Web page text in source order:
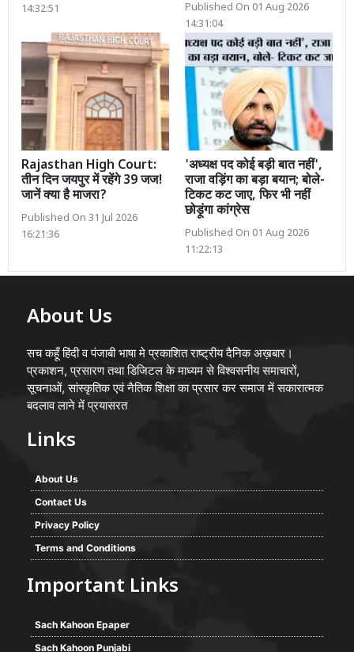
14:32:51
Published On 01 Aug 2026
14:31:04
Rajasthan High Court:
तीन दिन जयपुर में रहेंगे 39 जज!
जानें क्या है माजरा?
Published On 31 Jul 2026
16:21:36
'अध्यक्ष पद कोई बड़ी बात नहीं',
राजा वड़िंग का बड़ा बयान; बोले-
टिकट कट जाए, फिर भी नहीं
छोड़ूंगा कांग्रेस
Published On 01 Aug 2026
11:22:13
About Us
सच कहूँ हिंदी व पंजाबी भाषा मे प्रकाशित राष्ट्रीय दैनिक अख़बार।
प्रकाशन, प्रसारण तथा डिजिटल के माध्यम से विश्वसनीय समाचारों,
सूचनाओं, सांस्कृतिक एवं नैतिक शिक्षा का प्रसार कर समाज में सकारात्मक
बदलाव लाने में प्रयासरत
Links
About Us
Contact Us
Privacy Policy
Terms and Conditions
Important Links
Sach Kahoon Epaper
Sach Kahoon Punjabi